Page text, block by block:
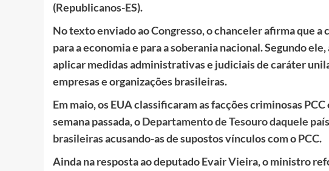
(Republicanos-ES).
No texto enviado ao Congresso, o chanceler afirma que
para a economia e para a soberania nacional. Segundo
aplicar medidas administrativas e judiciais de caráter
empresas e organizações brasileiras.
Em maio, os EUA classificaram as facções criminosas
semana passada, oDepartamento de Tesouro daquele
brasileirasacusando-as de supostos vínculos com o PCC.
Ainda na resposta ao deputado Evair Vieira, o ministro